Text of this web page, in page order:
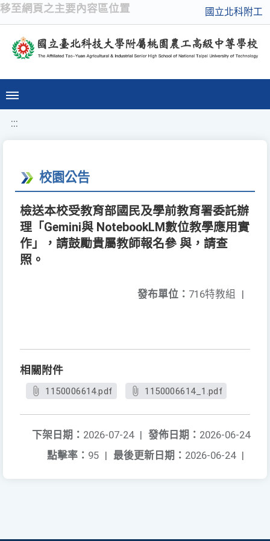
移至網頁之主要內容區位置 國立北科附工
:::
校園公告
檢送本校受教育部國民及學前教育署委託辦
理「Gemini與 NotebookLM數位教學應用實
作」，請鼓勵貴屬教師報名參 與，請查
照。
發布單位： 716特教組 |
相關附件
1150006614.pdf 1150006614_1.pdf
發佈日期： 2026-06-24
下架日期： 2026-07-24 |
最後更新日期： 2026-06-24 |
點擊率： 95 |